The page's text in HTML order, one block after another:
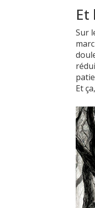
Et
Sur
Et